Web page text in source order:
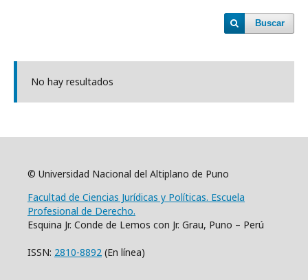
Buscar
No hay resultados
© Universidad Nacional del Altiplano de Puno
Facultad de Ciencias Jurídicas y Políticas. Escuela
Profesional de Derecho.
Esquina Jr. Conde de Lemos con Jr. Grau, Puno – Perú
ISSN: 2810-8892 (En línea)